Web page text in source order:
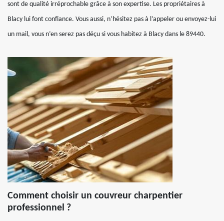
sont de qualité irréprochable grâce à son expertise. Les propriétaires à
Blacy lui font confiance. Vous aussi, n’hésitez pas à l’appeler ou envoyez-lui
un mail, vous n’en serez pas déçu si vous habitez à Blacy dans le 89440.
Comment choisir un couvreur charpentier
professionnel ?